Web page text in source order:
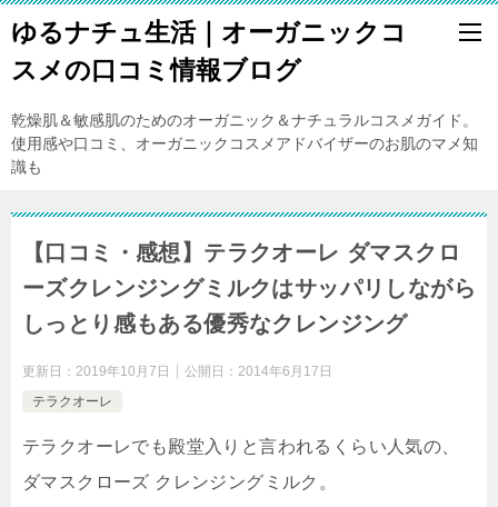
ゆるナチュ生活｜オーガニックコ
スメの口コミ情報ブログ
乾燥肌＆敏感肌のためのオーガニック＆ナチュラルコスメガイド。
使用感や口コミ、オーガニックコスメアドバイザーのお肌のマメ知
識も
【口コミ・感想】テラクオーレ ダマスクロ
ーズクレンジングミルクはサッパリしながら
しっとり感もある優秀なクレンジング
更新日： 2019年10月7日 公開日： 2014年6月17日
テラクオーレ
テラクオーレでも殿堂入りと言われるくらい人気の、
ダマスクローズ クレンジングミルク。